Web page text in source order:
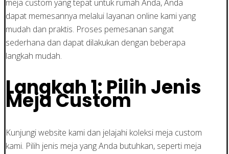
meja custom yang tepat untuk rumah Anda, Anda
dapat memesannya melalui layanan online kami yang
mudah dan praktis. Proses pemesanan sangat
sederhana dan dapat dilakukan dengan beberapa
langkah mudah.
Langkah 1: Pilih Jenis
Meja Custom
Kunjungi website kami dan jelajahi koleksi meja custom
kami. Pilih jenis meja yang Anda butuhkan, seperti meja